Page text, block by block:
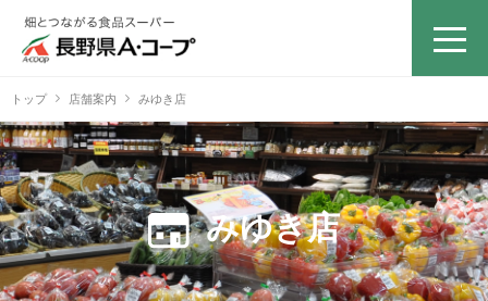
トップ 店舗案内 みゆき店
みゆき店